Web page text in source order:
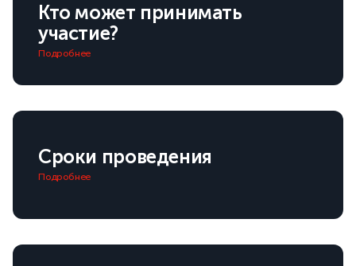
Кто может принимать
участие?
Подробнее
Сроки проведения
Подробнее